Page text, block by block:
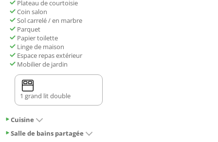
Plateau de courtoisie
Coin salon
Sol carrelé / en marbre
Parquet
Papier toilette
Linge de maison
Espace repas extérieur
Mobilier de jardin
1 grand lit double
Cuisine
Salle de bains partagée